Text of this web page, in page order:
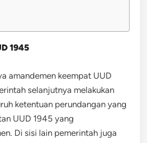
1945
amandemen keempat UUD
selanjutnya melakukan
ketentuan perundangan yang
UUD 1945 yang
Di sisi lain pemerintah juga